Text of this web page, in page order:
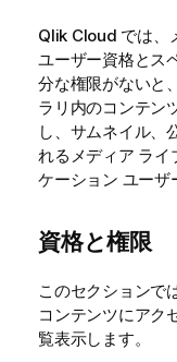
Qlik Cloud では、
ユーザー資格とス
分な権限がないと
ラリ内のコンテン
し、サムネイル、
れるメディア ライ
ケーション ユーザ
資格と権限
このセクションで
コンテンツにアク
覧表示します。